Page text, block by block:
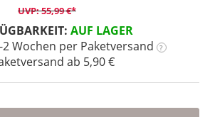
AUF LAGER
Wochen per Paketversand ?
ab 5,90 €
55,99 €